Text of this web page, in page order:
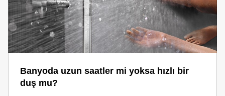
Banyoda uzun saatler mi yoksa hızlı bir
duş mu?